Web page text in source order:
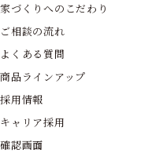
家づくりへのこだわり
ご相談の流れ
よくある質問
商品ラインアップ
採用情報
キャリア採用
確認画面